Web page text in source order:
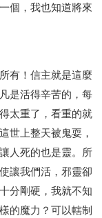
個，我也知道將來
有！信主就是這麼
是活得辛苦的，每
太重了，看重的就
世上整天被鬼耍，
人死的也是靈。所
讓我們活，邪靈卻
分剛硬，我就不知
的魔力？可以轄制